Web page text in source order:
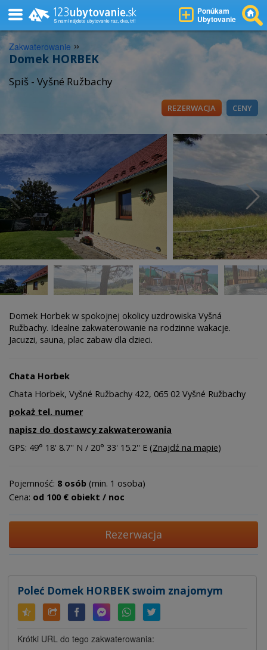
Ponúkam
Ubytovanie
Zakwaterowanie »
Domek HORBEK
Spiš - Vyšné Ružbachy
REZERWACJA CENY
Domek Horbek w spokojnej okolicy uzdrowiska Vyšná
Ružbachy. Idealne zakwaterowanie na rodzinne wakacje.
Jacuzzi, sauna, plac zabaw dla dzieci.
Chata Horbek
Chata Horbek, Vyšné Ružbachy 422, 065 02 Vyšné Ružbachy
pokaż tel. numer
napisz do dostawcy zakwaterowania
GPS: 49° 18' 8.7'' N / 20° 33' 15.2'' E (Znajdź na mapie)
Pojemność: 8 osób (min. 1 osoba)
Cena: od 100 € obiekt / noc
Rezerwacja
Poleć Domek HORBEK swoim znajomym
Krótki URL do tego zakwaterowania: